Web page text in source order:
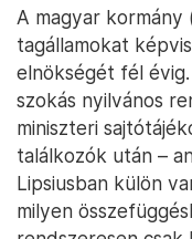
A magyar kormány
tagállamokat
elnökségét fél
szokás nyilvános
miniszteri
találkozók után –
Lipsiusban külön
milyen